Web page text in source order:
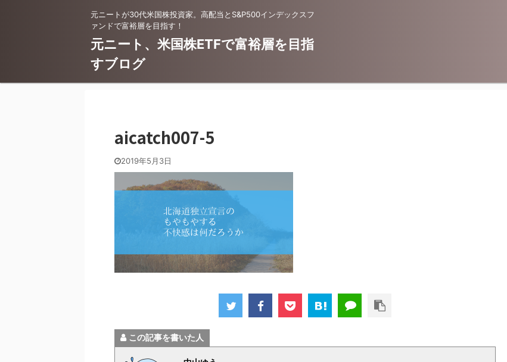
元ニートが30代米国株投資家。高配当とS&P500インデックスフ
ァンドで富裕層を目指す！
元ニート、米国株ETFで富裕層を目指
すブログ
aicatch007-5
2019年5月3日
この記事を書いた人